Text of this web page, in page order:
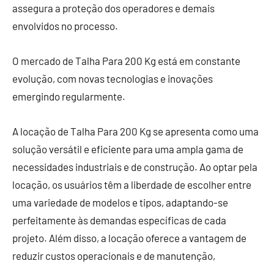
assegura a proteção dos operadores e demais
envolvidos no processo.
O mercado de Talha Para 200 Kg está em constante
evolução, com novas tecnologias e inovações
emergindo regularmente.
A locação de Talha Para 200 Kg se apresenta como uma
solução versátil e eficiente para uma ampla gama de
necessidades industriais e de construção. Ao optar pela
locação, os usuários têm a liberdade de escolher entre
uma variedade de modelos e tipos, adaptando-se
perfeitamente às demandas específicas de cada
projeto. Além disso, a locação oferece a vantagem de
reduzir custos operacionais e de manutenção,